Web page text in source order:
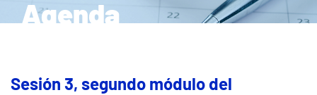
Agenda
Sesión 3, segundo módulo del